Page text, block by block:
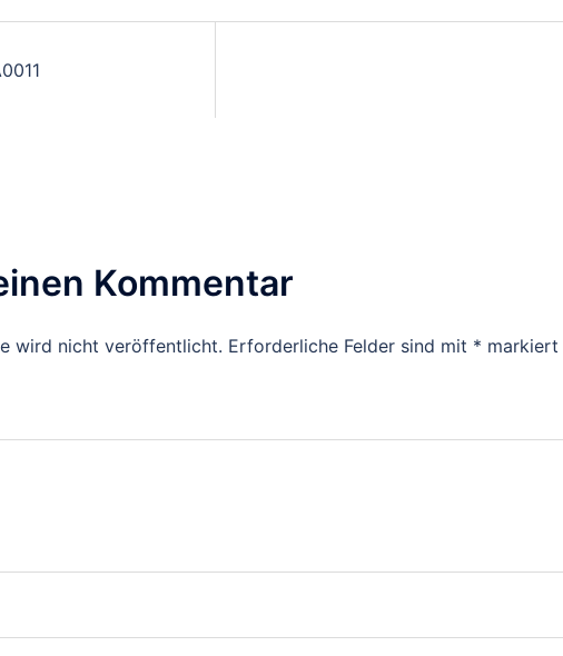
Kommentar
wird nicht veröffentlicht. Erforderliche Felder sind mit * markiert